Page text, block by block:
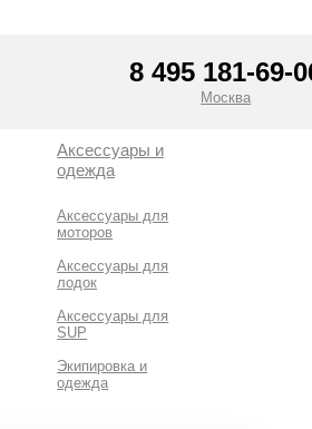
8 495 181-69-
Москва
Аксессуары и
одежда
Аксессуары для
моторов
Аксессуары для
лодок
Аксессуары для
SUP
Экипировка и
одежда